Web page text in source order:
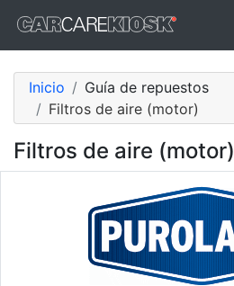
Inicio
Guía de repuestos
Filtros de aire (motor)
Filtros de aire (motor)